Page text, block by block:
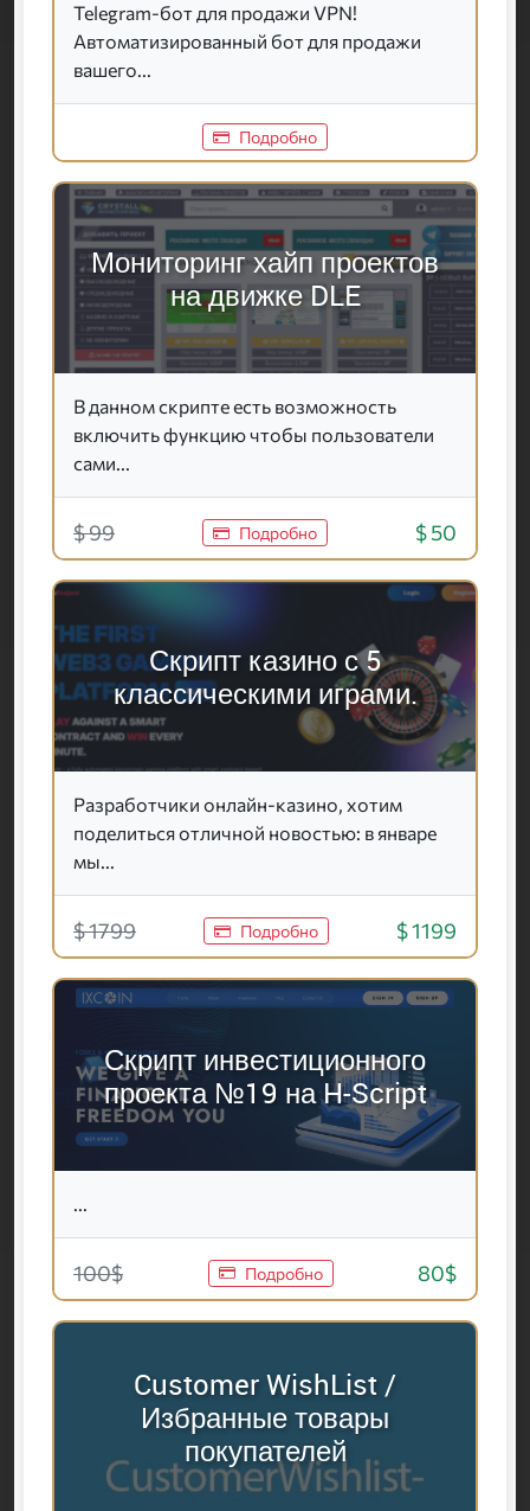
Telegram-бот для продажи VPN!
Автоматизированный бот для продажи
вашего...
Подробно
Мониторинг хайп проектов
на движке DLE
В данном скрипте есть возможность
включить функцию чтобы пользователи
сами...
$ 99 Подробно $ 50
Скрипт казино с 5
классическими играми.
Разработчики онлайн-казино, хотим
поделиться отличной новостью: в январе
мы...
$ 1799 Подробно $ 1199
Скрипт инвестиционного
проекта №19 на H-Script
100$ Подробно 80$
Customer WishList /
Избранные товары
покупателей